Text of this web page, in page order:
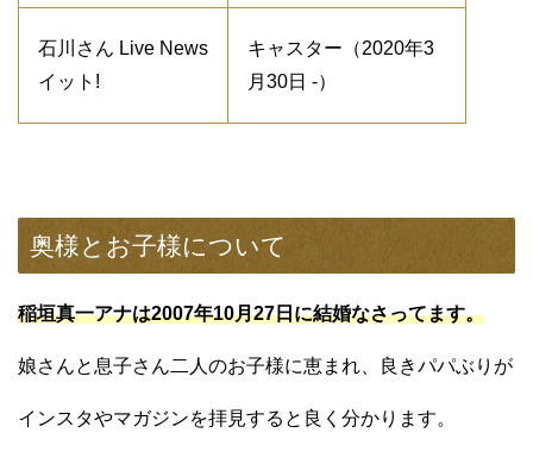
石川さん Live News
イット!
キャスター（2020年3
月30日 -）
奥様とお子様について
稲垣真一アナは2007年10月27日に結婚なさってます。
娘さんと息子さん二人のお子様に恵まれ、良きパパぶりが
インスタやマガジンを拝見すると良く分かります。